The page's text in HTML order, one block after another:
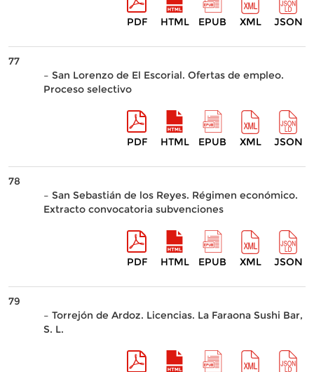
PDF HTML EPUB XML JSON
77
– San Lorenzo de El Escorial. Ofertas de empleo.
Proceso selectivo
PDF HTML EPUB XML JSON
78
– San Sebastián de los Reyes. Régimen económico.
Extracto convocatoria subvenciones
PDF HTML EPUB XML JSON
79
– Torrejón de Ardoz. Licencias. La Faraona Sushi Bar,
S. L.